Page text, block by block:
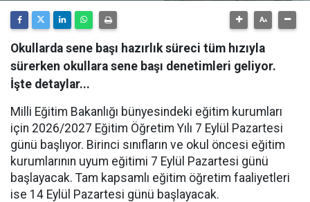
Okullarda sene başı hazırlık süreci tüm hızıyla
sürerken okullara sene başı denetimleri geliyor.
İşte detaylar...
Milli Eğitim Bakanlığı bünyesindeki eğitim kurumları
için 2026/2027 Eğitim Öğretim Yılı 7 Eylül Pazartesi
günü başlıyor. Birinci sınıfların ve okul öncesi eğitim
kurumlarının uyum eğitimi 7 Eylül Pazartesi günü
başlayacak. Tam kapsamlı eğitim öğretim faaliyetleri
ise 14 Eylül Pazartesi günü başlayacak.